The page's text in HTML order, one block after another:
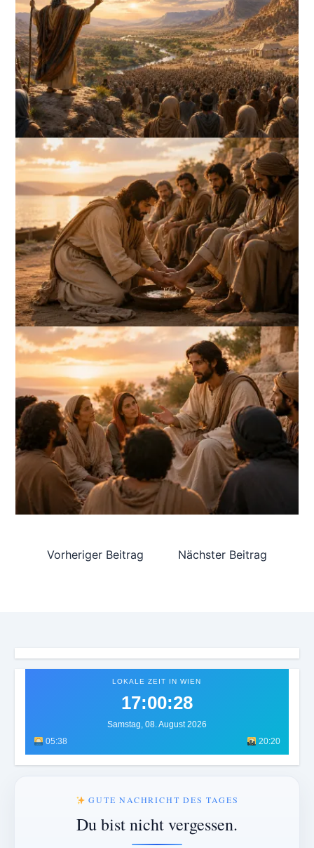
Vorheriger Beitrag Nächster Beitrag
LOKALE ZEIT IN WIEN
17:00:30
Samstag, 08. August 2026
05:38
20:20
GUTE NACHRICHT DES TAGES
Du bist nicht vergessen.